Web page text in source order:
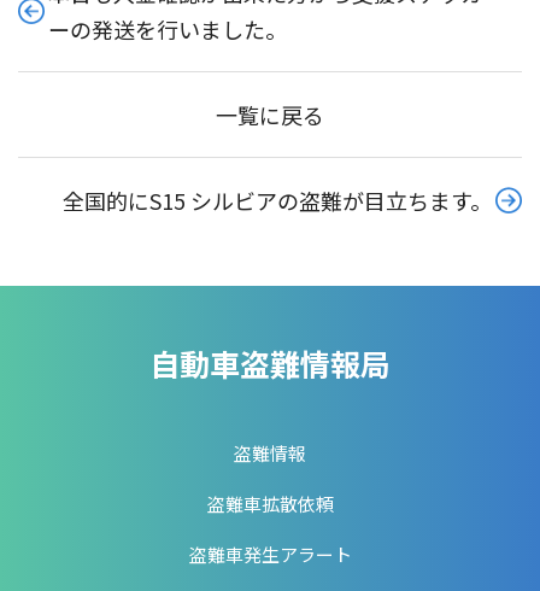
ーの発送を行いました。
一覧に戻る
全国的にS15 シルビアの盗難が目立ちます。
自動車盗難情報局
盗難情報
盗難車拡散依頼
盗難車発生アラート